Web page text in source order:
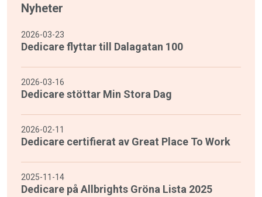
Nyheter
2026-03-23
Dedicare flyttar till Dalagatan 100
2026-03-16
Dedicare stöttar Min Stora Dag
2026-02-11
Dedicare certifierat av Great Place To Work
2025-11-14
Dedicare på Allbrights Gröna Lista 2025